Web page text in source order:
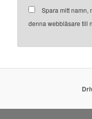
Spara mitt namn,
denna webbläsare till